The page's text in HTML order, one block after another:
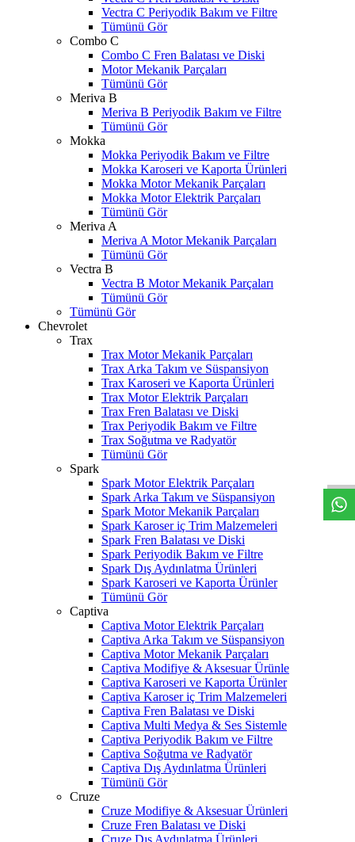
Vectra C Periyodik Bakım ve Filtre
Tümünü Gör
Combo C
Combo C Fren Balatası ve Diski
Motor Mekanik Parçaları
Tümünü Gör
Meriva B
Meriva B Periyodik Bakım ve Filtre
Tümünü Gör
Mokka
Mokka Periyodik Bakım ve Filtre
Mokka Karoseri ve Kaporta Ürünleri
Mokka Motor Mekanik Parçaları
Mokka Motor Elektrik Parçaları
Tümünü Gör
Meriva A
Meriva A Motor Mekanik Parçaları
Tümünü Gör
Vectra B
Vectra B Motor Mekanik Parçaları
Tümünü Gör
Tümünü Gör
Chevrolet
Trax
Trax Motor Mekanik Parçaları
Trax Arka Takım ve Süspansiyon
Trax Karoseri ve Kaporta Ürünleri
Trax Motor Elektrik Parçaları
Trax Fren Balatası ve Diski
Trax Periyodik Bakım ve Filtre
Trax Soğutma ve Radyatör
Tümünü Gör
Spark
Spark Motor Elektrik Parçaları
Spark Arka Takım ve Süspansiyon
Spark Motor Mekanik Parçaları
Spark Karoser iç Trim Malzemeleri
Spark Fren Balatası ve Diski
Spark Periyodik Bakım ve Filtre
Spark Dış Aydınlatma Ürünleri
Spark Karoseri ve Kaporta Ürünler
Tümünü Gör
Captiva
Captiva Motor Elektrik Parçaları
Captiva Arka Takım ve Süspansiyon
Captiva Motor Mekanik Parçaları
Captiva Modifiye & Aksesuar Ürünle
Captiva Karoseri ve Kaporta Ürünler
Captiva Karoser iç Trim Malzemeleri
Captiva Fren Balatası ve Diski
Captiva Multi Medya & Ses Sistemle
Captiva Periyodik Bakım ve Filtre
Captiva Soğutma ve Radyatör
Captiva Dış Aydınlatma Ürünleri
Tümünü Gör
Cruze
Cruze Modifiye & Aksesuar Ürünleri
Cruze Fren Balatası ve Diski
Cruze Dış Aydınlatma Ürünleri